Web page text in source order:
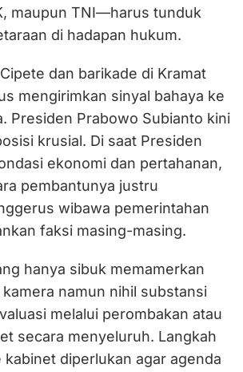
maupun TNI—harus tunduk
di hadapan hukum.
dan barikade di Kramat
mengirimkan sinyal bahaya ke
Presiden Prabowo Subianto kini
krusial. Di saat Presiden
ekonomi dan pertahanan,
pembantunya justru
wibawa pemerintahan
faksi masing-masing.
hanya sibuk memamerkan
namun nihil substansi
melalui perombakan atau
secara menyeluruh. Langkah
diperlukan agar agenda